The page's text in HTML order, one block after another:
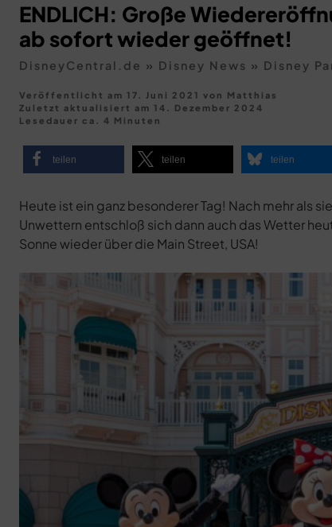
ENDLICH: Große
ab sofort wieder geöffnet!
DisneyCentral.de » Disney News » Disney
Veröffentlicht am 17. Juni 2021 von Matthias
Zuletzt aktualisiert am 14. Dezember 2024
Lesedauer ca. 4 Minuten
teilen teilen teilen
Heute ist ein ganz besonderer Tag! Nach mehr als
Unwettern entschloß sich dann auch das Wetter
Sonne wieder über die Main Street, USA!